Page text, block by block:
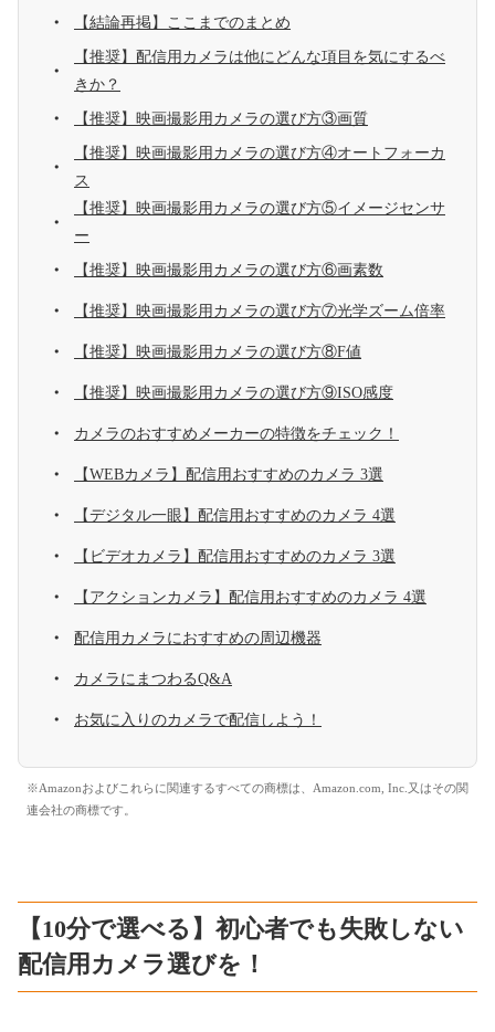
【結論再掲】ここまでのまとめ
【推奨】配信用カメラは他にどんな項目を気にするべ
きか？
【推奨】映画撮影用カメラの選び方③画質
【推奨】映画撮影用カメラの選び方④オートフォーカ
ス
【推奨】映画撮影用カメラの選び方⑤イメージセンサ
ー
【推奨】映画撮影用カメラの選び方⑥画素数
【推奨】映画撮影用カメラの選び方⑦光学ズーム倍率
【推奨】映画撮影用カメラの選び方⑧F値
【推奨】映画撮影用カメラの選び方⑨ISO感度
カメラのおすすめメーカーの特徴をチェック！
【WEBカメラ】配信用おすすめのカメラ 3選
【デジタル一眼】配信用おすすめのカメラ 4選
【ビデオカメラ】配信用おすすめのカメラ 3選
【アクションカメラ】配信用おすすめのカメラ 4選
配信用カメラにおすすめの周辺機器
カメラにまつわるQ&A
お気に入りのカメラで配信しよう！
※Amazonおよびこれらに関連するすべての商標は、Amazon.com, Inc.又はその関
連会社の商標です。
【10分で選べる】初心者でも失敗しない
配信用カメラ選びを！